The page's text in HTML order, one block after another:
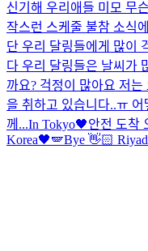
신기해 우리애들 미모 무
작스런 스케줄 불참 소식
단 우리 달링들에게 많이
다 우리 달링들은 날씨가
까요? 걱정이 많아요 저
을 취하고 있습니다..ㅠ
께...In Tokyo🖤안전 도착
Korea🖤🪽Bye 👋🏻